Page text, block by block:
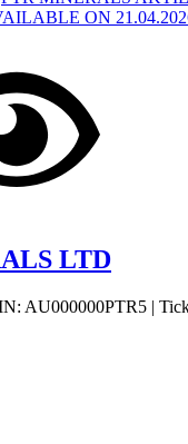
ON
LTD
AU000000PTR5 |